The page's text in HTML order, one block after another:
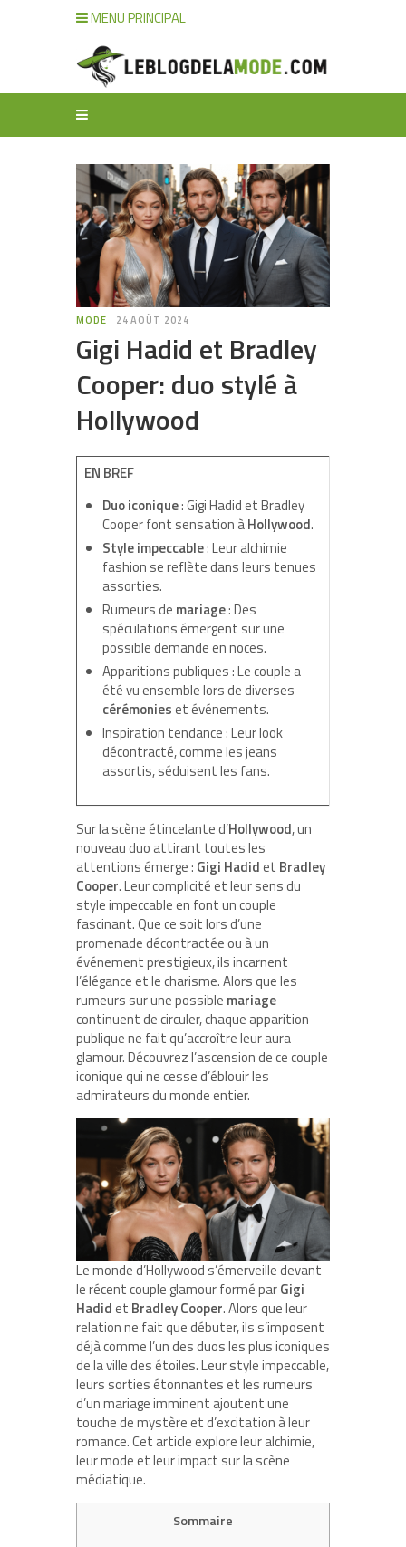
MENU PRINCIPAL
MODE 24 AOÛT 2024
Gigi Hadid et Bradley
Cooper: duo stylé à
Hollywood
EN BREF
Duo iconique: Gigi Hadid et Bradley
Cooper font sensation àHollywood.
Style impeccable: Leur alchimie
fashion se reflète dans leurs tenues
assorties.
Rumeurs de mariage: Des
spéculations émergent sur une
possible demande en noces.
Apparitions publiques : Le couple a
été vu ensemble lors de diverses
cérémonieset événements.
Inspiration tendance : Leur look
décontracté, comme les jeans
assortis, séduisent les fans.
Sur la scène étincelante d’Hollywood, un
nouveau duo attirant toutes les
attentions émerge : Gigi Hadidet Bradley
Cooper. Leur complicité et leur sens du
style impeccable en font un couple
fascinant. Que ce soit lors d’une
promenade décontractée ou à un
événement prestigieux, ils incarnent
l’élégance et le charisme. Alors que les
rumeurs sur une possible mariage
continuent de circuler, chaque apparition
publique ne fait qu’accroître leur aura
glamour. Découvrez l’ascension de ce couple
iconique qui ne cesse d’éblouir les
admirateurs du monde entier.
Le monde d’Hollywood s’émerveille devant
le récent couple glamour formé parGigi
Hadidet Bradley Cooper. Alors que leur
relation ne fait que débuter, ils s’imposent
déjà comme l’un des duos les plus iconiques
de la ville des étoiles. Leur style impeccable,
leurs sorties étonnantes et les rumeurs
d’un mariage imminent ajoutent une
touche de mystère et d’excitation à leur
romance. Cet article explore leur alchimie,
leur mode et leur impact sur la scène
médiatique.
Sommaire